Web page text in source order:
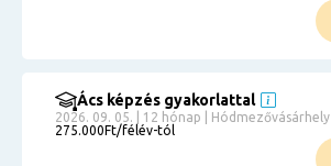
Ács képzés gyakorlattal
2026. 09. 05. | 12 hónap | Hódmezővásárhely
275.000Ft/félév-tól